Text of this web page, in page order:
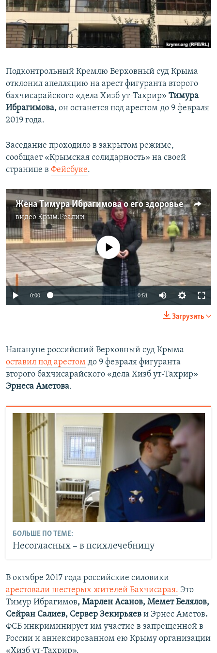
ПОБЕДИТЕЛЕЙ НЕ СУДЯТ?
КРЫМ.НЕПОКОРЕННЫЙ
ELIFBE
ПРИСОЕДИНЯЙТЕСЬ!
Все сайты RFE/RL
Подконтрольный Кремлю Верховный суд Крыма
отклонил апелляцию на арест фигуранта второго
бахчисарайского «дела Хизб ут-Тахрир» Тимура
Ибрагимова, он останется под арестом до 9 февраля
2019 года.
Заседание проходило в закрытом режиме,
сообщает «Крымская солидарность» на своей
странице в Фейсбуке.
Жена Тимура Ибрагимова о его здоровье
видеоКрым.Реалии
No media source currently available
0:00 0:51
Загрузить
Накануне российский Верховный суд Крыма
оставил под арестом до 9 февраля фигуранта
второго бахчисарайского «дела Хизб ут-Тахрир»
Эрнеса Аметова.
БОЛЬШЕ ПО ТЕМЕ:
Несогласных – в психлечебницу
В октябре 2017 года российские силовики
арестовали шестерых жителей Бахчисарая. Это
Тимур Ибрагимов, Марлен Асанов, Мемет Белялов,
Сейран Салиев, Сервер Зекирьяев и Эрнес Аметов.
ФСБ инкриминирует им участие в запрещенной в
России и аннексированном ею Крыму организации
«Хизб ут-Тахрир».​